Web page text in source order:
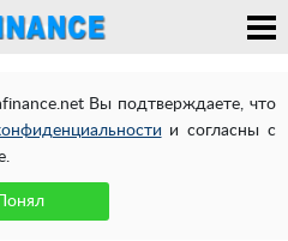
Вы подтверждаете, что
и согласны с
Понял